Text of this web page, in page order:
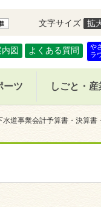
文字サイズ
図 よくある質問
や
ラ
ーツ しごと・産
道事業会計予算書・決算書